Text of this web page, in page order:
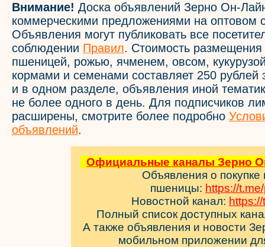
Внимание! Доска объявлений Зерно Он-
коммерческими предложениями на оптовом
Объявления могут публиковать все
соблюдении Правил. Стоимость
пшеницей, рожью, ячменем, овсом,
кормами и семенами составляет 250 рублей
и в одном разделе, объявления иной
не более одного в день. Для подписчиков
расширены, смотрите более подробно
объявлений.
Официальные каналы Зерно
Объявления о
пшеницы: https://
Новостной канал:
Полный список доступных
А также объявления и новости
мобильном приложении